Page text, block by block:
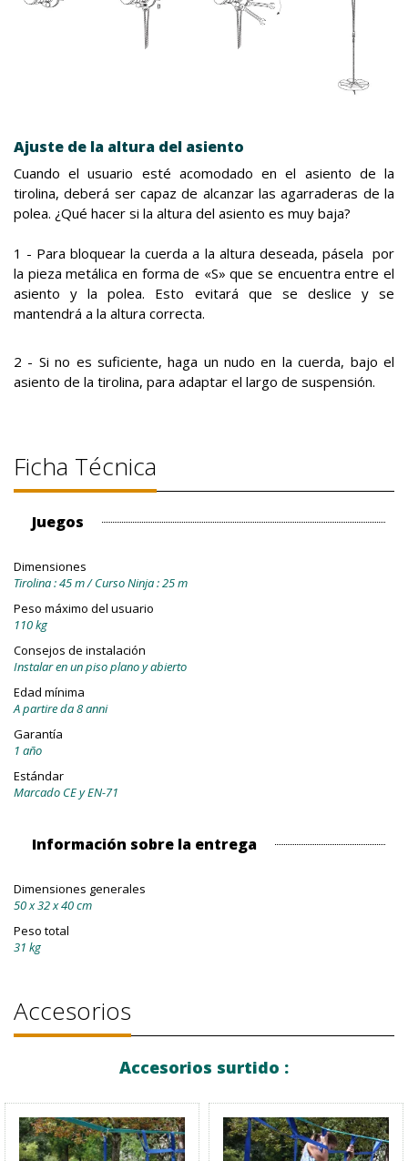
Ajuste de la altura del asiento
Cuando el usuario esté acomodado en el asiento de la
tirolina, deberá ser capaz de alcanzar las agarraderas de la
polea. ¿Qué hacer si la altura del asiento es muy baja?
1 - Para bloquear la cuerda a la altura deseada, pásela por
la pieza metálica en forma de «S» que se encuentra entre el
asiento y la polea. Esto evitará que se deslice y se
mantendrá a la altura correcta.
2 - Si no es suficiente, haga un nudo en la cuerda, bajo el
asiento de la tirolina, para adaptar el largo de suspensión.
Ficha Técnica
Juegos
Dimensiones
Tirolina : 45 m / Curso Ninja : 25 m
Peso máximo del usuario
110 kg
Consejos de instalación
Instalar en un piso plano y abierto
Edad mínima
A partire da 8 anni
Garantía
1 año
Estándar
Marcado CE y EN-71
Información sobre la entrega
Dimensiones generales
50 x 32 x 40 cm
Peso total
31 kg
Accesorios
Accesorios surtido :